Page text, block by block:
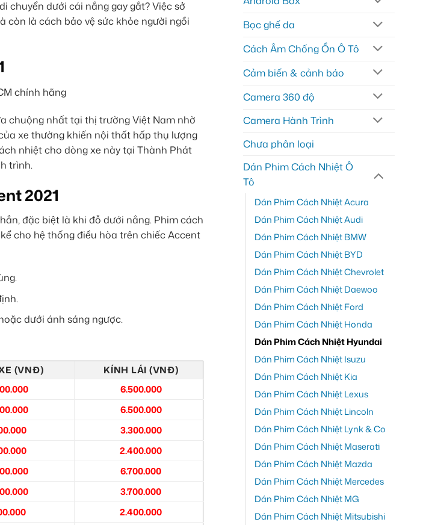
chuyển dưới cái nắng gay gắt? Việc sở
còn là cách bảo vệ sức khỏe người ngồi
chuộng nhất tại thị trường Việt Nam nhờ
xe thường khiến nội thất hấp thụ lượng
nhiệt cho dòng xe này tại Thành Phát
trình.
2021
đặc biệt là khi đỗ dưới nắng. Phim cách
cho hệ thống điều hòa trên chiếc Accent
dưới ánh sáng ngược.
(VNĐ) KÍNH LÁI (VNĐ)
6.500.000
6.500.000
3.300.000
2.400.000
6.700.000
3.700.000
2.400.000
Bọc ghế da
Cách Âm Chống Ồn Ô Tô
Cảm biến & cảnh báo
Camera 360 độ
Camera Hành Trình
Chưa phân loại
Dán Phim Cách Nhiệt Ô
Tô
Dán Phim Cách Nhiệt Acura
Dán Phim Cách Nhiệt Audi
Dán Phim Cách Nhiệt BMW
Dán Phim Cách Nhiệt BYD
Dán Phim Cách Nhiệt Chevrolet
Dán Phim Cách Nhiệt Daewoo
Dán Phim Cách Nhiệt Ford
Dán Phim Cách Nhiệt Honda
Dán Phim Cách Nhiệt Hyundai
Dán Phim Cách Nhiệt Isuzu
Dán Phim Cách Nhiệt Kia
Dán Phim Cách Nhiệt Lexus
Dán Phim Cách Nhiệt Lincoln
Dán Phim Cách Nhiệt Lynk & Co
Dán Phim Cách Nhiệt Maserati
Dán Phim Cách Nhiệt Mazda
Dán Phim Cách Nhiệt Mercedes
Dán Phim Cách Nhiệt MG
Dán Phim Cách Nhiệt Mitsubishi